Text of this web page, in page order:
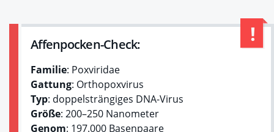
Affenpocken-Check:
Familie: Poxviridae
Gattung: Orthopoxvirus
Typ: doppelsträngiges DNA-Virus
Größe: 200–250 Nanometer
Genom: 197.000 Basenpaare